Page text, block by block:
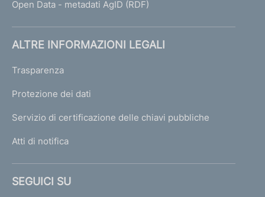
Open Data - metadati AgID (RDF)
ALTRE INFORMAZIONI LEGALI
Trasparenza
Protezione dei dati
Servizio di certificazione delle chiavi pubbliche
Atti di notifica
SEGUICI SU